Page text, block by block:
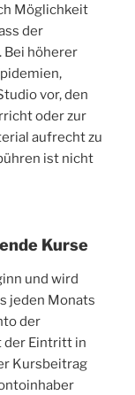
Möglichkeit
der
höherer
vor, den
oder zur
aufrecht zu
ist nicht
Kurse
und wird
jeden Monats
der
der Eintritt in
Kursbeitrag